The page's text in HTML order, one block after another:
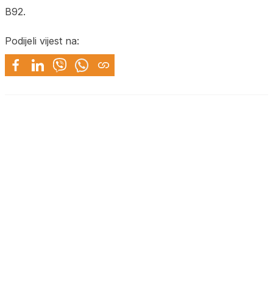
B92.
Podijeli vijest na: